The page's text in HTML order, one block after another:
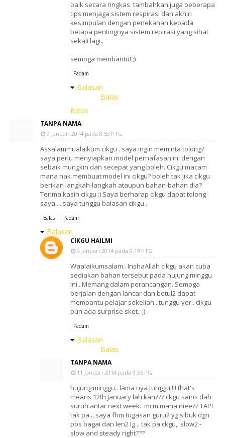
baik secara ringkas. tambahkan juga beberapa
tips menjaga sistem respirasi dan akhiri
kesimpulan dengan penekanan kepada
betapa pentingnya sistem repirasi yang sihat
sekali lagi..
semoga membantu! ;)
Padam
Balasan
Balas
Balas
TANPA NAMA
9 Januari 2014 pada 8:53 PTG
Assalammualaikum cikgu . saya ingin meminta tolong?
saya perlu menyiapkan model pernafasan ini dengan
sebaik mungkin dan secepat yang boleh. Cikgu macam
mana nak membuat model ini cikgu? boleh tak jika cikgu
berikan langkah-langkah ataupun bahan-bahan dia?
Terima kasih cikgu :) Saya berharap cikgu dapat tolong
saya ... saya tunggu balasan cikgu .
Balas Padam
Balasan
CIKGU HAILMI
9 Januari 2014 pada 9:19 PTG
Waalaikumsalam.. InshaAllah cikgu akan cuba
sediakan bahan tersebut pada hujung minggu
ini.. Memang dalam perancangan. Semoga
berjalan dengan lancar dan betul2 dapat
membantu pelajar sekelian.. tunggu yer.. cikgu
pun ada surprise sket.. ;)
Padam
Balasan
Balas
TANPA NAMA
11 Januari 2014 pada 9:55 PG
hujung minggu.. lama nya tunggu !!! that's
means 12th January lah kan??? ckgu sains dah
suruh antar next week.. mcm mana niee?? TAPI
tak pa... saya fhm tugasan guru2 yg sibuk dgn
pbs bagai dan len2 lg... tak pa ckgu,, slow2 -
slow and steady right???